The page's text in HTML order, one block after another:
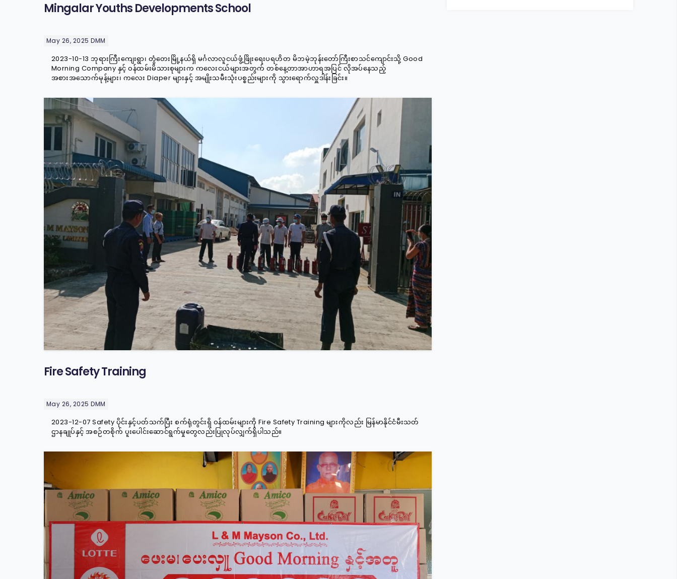
Mingalar Youths Developments School
May 26, 2025 DMM
2023-10-13 ဘုရားကြီးကျေးရွာ၊ တွံတေးမြို့နယ်ရှိ မင်္ဂလာလူငယ်ဖွံ့ဖြိုးရေးပရဟိတ မိဘမဲ့ဘုန်းတော်ကြီးစာသင်ကျောင်းသို့ Good
Morning Company နှင့် ဝန်ထမ်းမိသားစုများက ကလေးငယ်များအတွက် တစ်နေ့တာအာဟာရအပြင် လိုအပ်နေသည့်
အစားအသောက်မုန့်များ၊ ကလေး Diaper များနှင့် အမျိုးသမီးသုံးပစ္စည်းများကို သွားရောက်လှူဒါန်းခြင်း။
Fire Safety Training
May 26, 2025 DMM
2023-12-07 Safety ပိုင်းနှင့်ပတ်သက်ပြီး စက်ရုံတွင်းရှိ ဝန်ထမ်းများကို Fire Safety Training များကိုလည်း မြန်မာနိုင်ငံမီးသတ်
ဌာနချုပ်နှင့် အစဉ်တစိုက် ပူးပေါင်းဆောင်ရွက်မှုတွေလည်းပြုလုပ်လျှက်ရှိပါသည်။